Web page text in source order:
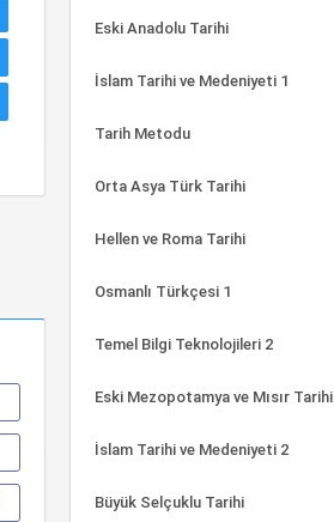
Eski Anadolu Tarihi
İslam Tarihi ve Medeniyeti 1
Tarih Metodu
Orta Asya Türk Tarihi
Hellen ve Roma Tarihi
Osmanlı Türkçesi 1
Temel Bilgi Teknolojileri 2
Eski Mezopotamya ve Mısır Tarihi
İslam Tarihi ve Medeniyeti 2
Büyük Selçuklu Tarihi